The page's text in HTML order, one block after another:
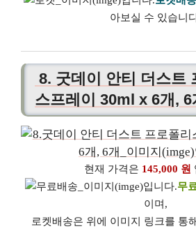
아보실 수 있습니
8. 굿데이 안티 더스트
스프레이 30ml x 6개, 6
현재 가격은 145,000 원
무
이며,
로켓배송은 위에 이미지 링크를 통